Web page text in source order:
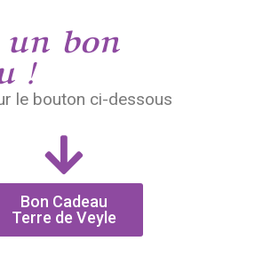
un bon
!​
le bouton ci-dessous
Bon Cadeau
Terre de Veyle